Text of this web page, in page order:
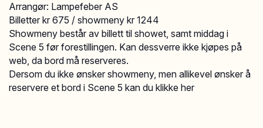
Arrangør: Lampefeber AS
Billetter kr 675 / showmeny kr 1244
Showmeny består av billett til showet, samt middag i
Scene 5 før forestillingen. Kan dessverre ikke kjøpes på
web, da bord må reserveres.
Dersom du ikke ønsker showmeny, men allikevel ønsker å
reservere et bord i Scene 5 kan du klikke her